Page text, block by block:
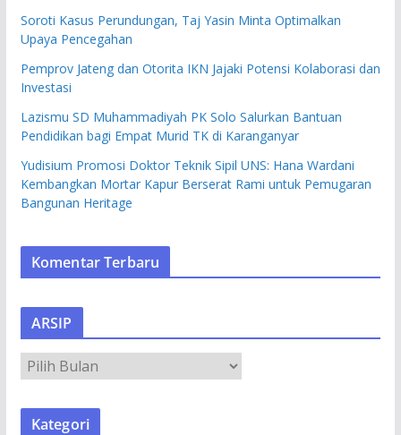
Soroti Kasus Perundungan, Taj Yasin Minta Optimalkan
Upaya Pencegahan
Pemprov Jateng dan Otorita IKN Jajaki Potensi Kolaborasi dan
Investasi
Lazismu SD Muhammadiyah PK Solo Salurkan Bantuan
Pendidikan bagi Empat Murid TK di Karanganyar
Yudisium Promosi Doktor Teknik Sipil UNS: Hana Wardani
Kembangkan Mortar Kapur Berserat Rami untuk Pemugaran
Bangunan Heritage
Komentar Terbaru
ARSIP
R
S
Kategori